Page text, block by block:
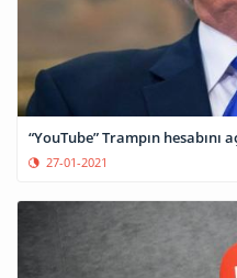
“YouTube” Trampın
27-01-2021